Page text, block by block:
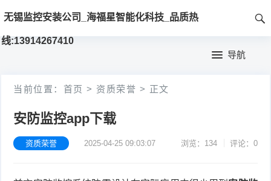
无锡监控安装公司_海福星智能化科技_品质热
线:13914267410
导航
首
页
首
当前位置： 首页 > 资质荣誉 > 正文
安防监控app下载
资质荣誉 2025-04-25 09:03:07 浏览：134 评论：0